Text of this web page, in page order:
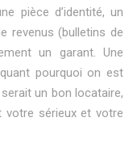
pièce d’identité, un
revenus (bulletins de
un garant. Une
pourquoi on est
un bon locataire,
votre sérieux et votre